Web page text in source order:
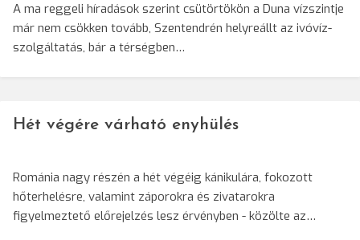
A ma reggeli híradások szerint csütörtökön a Duna vízszintje
már nem csökken tovább, Szentendrén helyreállt az ivóvíz-
szolgáltatás, bár a térségben…
Hét végére várható enyhülés
Románia nagy részén a hét végéig kánikulára, fokozott
hőterhelésre, valamint záporokra és zivatarokra
figyelmeztető előrejelzés lesz érvényben - közölte az…